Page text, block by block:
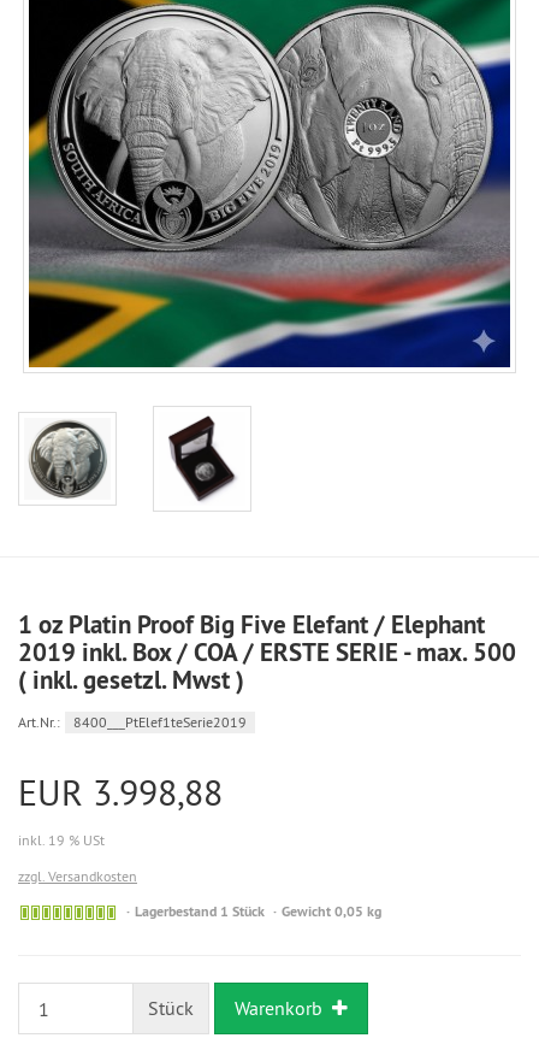
1 oz Platin Proof Big Five Elefant / Elephant
2019 inkl. Box / COA / ERSTE SERIE - max. 500
( inkl. gesetzl. Mwst )
Art.Nr.: 8400___PtElef1teSerie2019
EUR 3.998,88
inkl. 19 % USt
zzgl. Versandkosten
Bestellung
Lagerbestand 1 Stück Gewicht 0,05 kg
Stück Warenkorb